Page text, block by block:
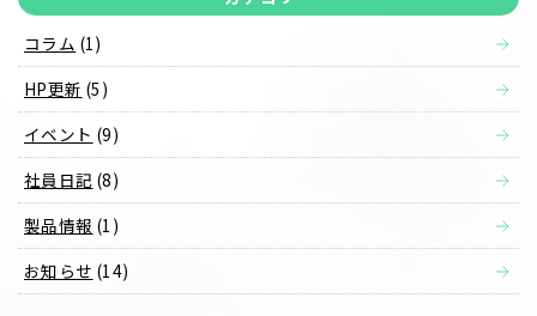
コラム (1)
HP更新 (5)
イベント (9)
社員日記 (8)
製品情報 (1)
お知らせ (14)